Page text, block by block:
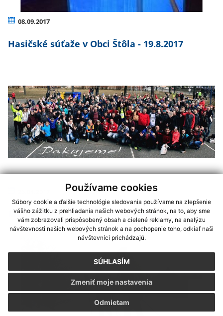
Používame cookies
Súbory cookie a ďalšie technológie sledovania používame na zlepšenie
vášho zážitku z prehliadania našich webových stránok, na to, aby sme
vám zobrazovali prispôsobený obsah a cielené reklamy, na analýzu
návštevnosti našich webových stránok a na pochopenie toho, odkiaľ naši
návštevníci prichádzajú.
SÚHLASÍM
Odmietam
Zmeniť moje nastavenia
08.09.2017
Hasičské súťaže v Obci Štôla - 19.8.2017
Memoriál Jána Svočáka - poďakovanie